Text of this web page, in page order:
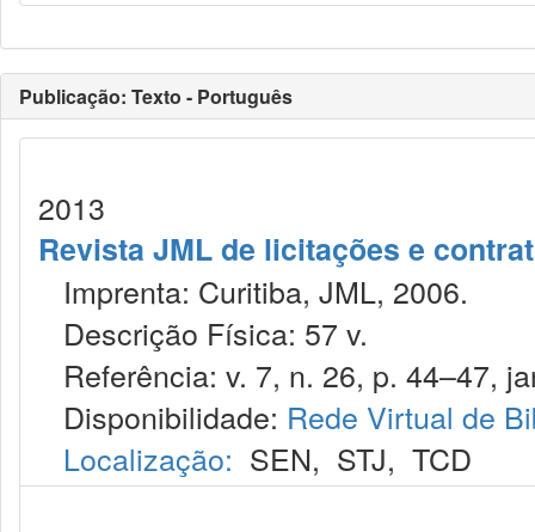
Publicação: Texto - Português
2013
Revista JML de licitações e
Imprenta: Curitiba, JML, 2006.
Descrição Física: 57 v.
Referência: v. 7, n. 26, p. 44–47,
Disponibilidade: Rede Virtual de
Localização: SEN, STJ, TCD